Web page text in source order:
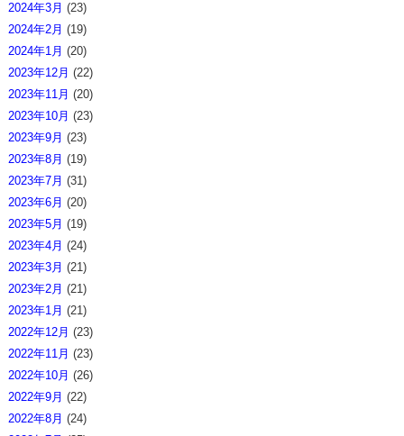
2024年3月 (23)
2024年2月 (19)
2024年1月 (20)
2023年12月 (22)
2023年11月 (20)
2023年10月 (23)
2023年9月 (23)
2023年8月 (19)
2023年7月 (31)
2023年6月 (20)
2023年5月 (19)
2023年4月 (24)
2023年3月 (21)
2023年2月 (21)
2023年1月 (21)
2022年12月 (23)
2022年11月 (23)
2022年10月 (26)
2022年9月 (22)
2022年8月 (24)